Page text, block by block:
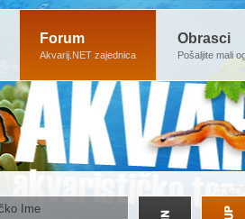
Forum
Akvarij.NET zajednica
Obrasci
Pošaljite mali